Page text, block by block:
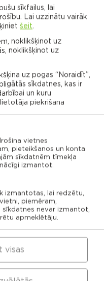
karte
kartes, lai
sīkfailus, lai
Lai uzzinātu vairāk
šeit.
noklikšķinot uz
noklikšķinot uz
uz pogas “Noraidīt”,
sīkdatnes, kas ir
un kuru
piekrišana
vietnes
pieteikšanos un konta
sīkdatnēm tīmekļa
izmantot.
izmantotas, lai redzētu,
piemēram,
sīkdatnes nevar izmantot,
apmeklētāju.
visas